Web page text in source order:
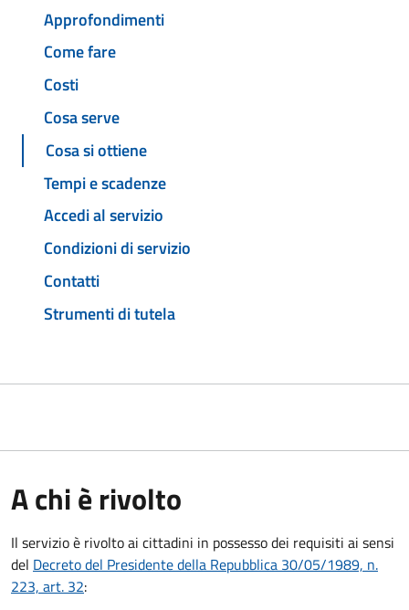
Approfondimenti
Come fare
Costi
Cosa serve
Cosa si ottiene
Tempi e scadenze
Accedi al servizio
Condizioni di servizio
Contatti
Strumenti di tutela
A chi è rivolto
Il servizio è rivolto ai cittadini in possesso dei requisiti ai sensi
del Decreto del Presidente della Repubblica 30/05/1989, n.
223, art. 32: